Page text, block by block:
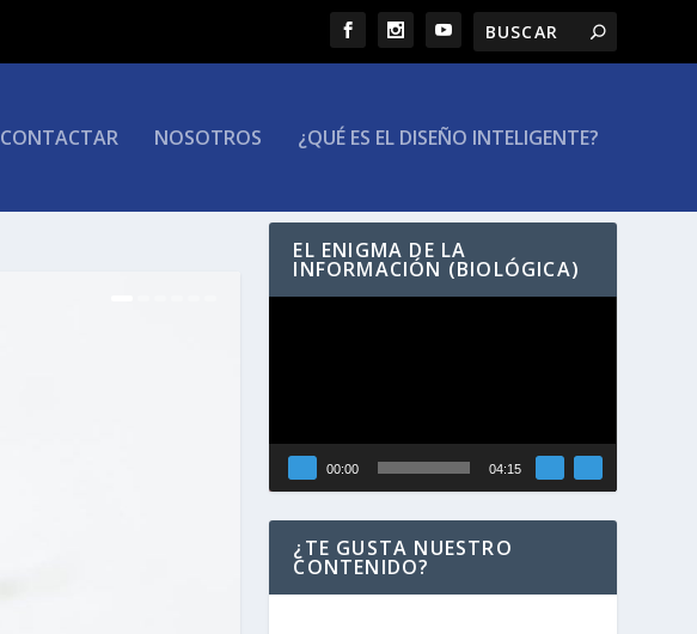
CONTACTAR NOSOTROS ¿QUÉ ES EL DISEÑO INTELIGENTE?
EL ENIGMA DE LA
INFORMACIÓN (BIOLÓGICA)
00:00 04:15
¿TE GUSTA NUESTRO
CONTENIDO?